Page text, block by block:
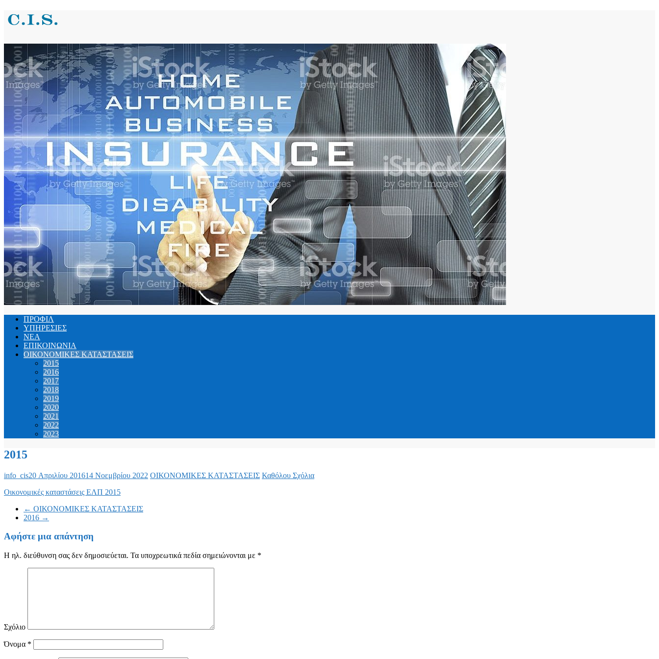
ΠΡΟΦΙΛ
ΥΠΗΡΕΣΙΕΣ
NEA
ΕΠΙΚΟΙΝΩΝΙΑ
ΟΙΚΟΝΟΜΙΚΕΣ ΚΑΤΑΣΤΑΣΕΙΣ
2015
2016
2017
2018
2019
2020
2021
2022
2023
2015
info_cis20 Απριλίου 201614 Νοεμβρίου 2022 ΟΙΚΟΝΟΜΙΚΕΣ ΚΑΤΑΣΤΑΣΕΙΣ Καθόλου Σχόλια
Οικονομικές καταστάσεις ΕΛΠ 2015
← ΟΙΚΟΝΟΜΙΚΕΣ ΚΑΤΑΣΤΑΣΕΙΣ
2016 →
Αφήστε μια απάντηση
Η ηλ. διεύθυνση σας δεν δημοσιεύεται. Τα υποχρεωτικά πεδία σημειώνονται με *
Σχόλιο
Όνομα *